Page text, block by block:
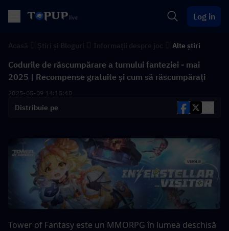
Log in
Alte știri
Codurile de răscumpărare a turnului fanteziei - mai
2025 | Recompense gratuite și cum să răscumpărați
2025-05-09 14:15:40
Distribuie pe
Tower of Fantasy este un MMORPG în lumea deschisă